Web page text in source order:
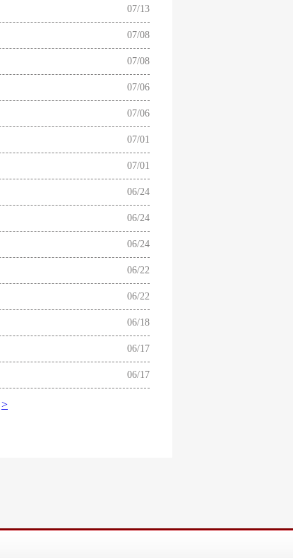
07/13
07/08
07/08
07/06
07/06
07/01
07/01
06/24
06/24
06/24
06/22
06/22
06/18
06/17
06/17
>